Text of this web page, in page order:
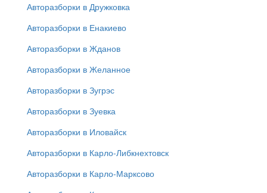
Авторазборки в Дружковка
Авторазборки в Енакиево
Авторазборки в Жданов
Авторазборки в Желанное
Авторазборки в Зугрэс
Авторазборки в Зуевка
Авторазборки в Иловайск
Авторазборки в Карло-Либкнехтовск
Авторазборки в Карло-Марксово